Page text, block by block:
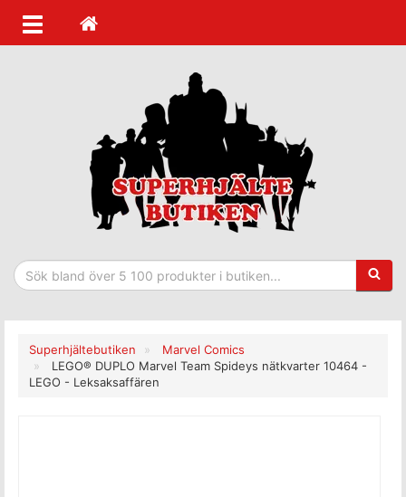
Superhjältebutiken
Marvel Comics
LEGO® DUPLO Marvel Team Spideys nätkvarter 10464 -
LEGO - Leksaksaffären